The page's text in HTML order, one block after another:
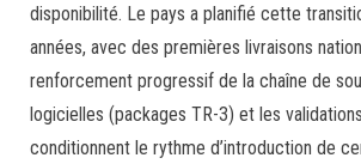
disponibilité. Le pays a planifié cette
années, avec des premières livraisons
renforcement progressif de la chaîne de
logicielles (packages TR-3) et les
conditionnent le rythme d’introduction de